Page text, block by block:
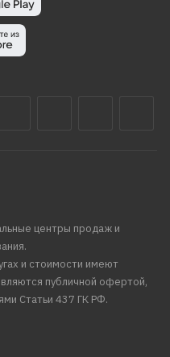
центры продаж и
и стоимости имеют
публичной офертой,
Статьи 437 ГК РФ.